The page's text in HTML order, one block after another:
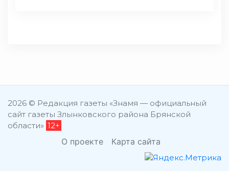
2026 © Редакция газеты «Знамя — официальный
сайт газеты Злынковского района Брянской
области» 12+
О проекте Карта сайта